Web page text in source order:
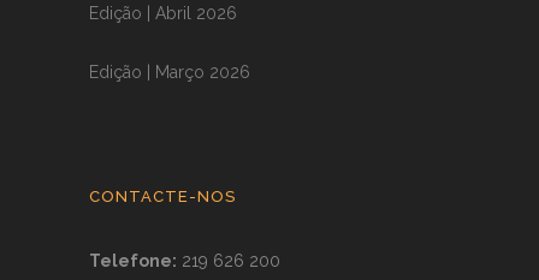
Edição | Abril 2026
Edição | Março 2026
CONTACTE-NOS
Telefone: 219 626 200